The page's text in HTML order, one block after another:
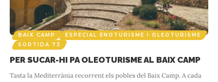
BAIX CAMP
ESPECIAL ENOTURISME I OLEOTURISME
SORTIDA 73
PER SUCAR-HI PA OLEOTURISME AL BAIX CAMP
Tasta la Mediterrània recorrent els pobles del Baix Camp. A cada